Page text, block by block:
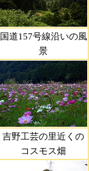
国道157号線沿いの風
景
吉野工芸の里近くの
コスモス畑